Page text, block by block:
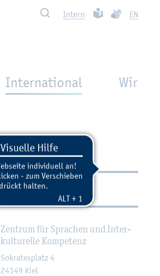
Such­ben In­tern Leich­te Spra­che
EN
International Wir
Kon­takt
Zen­trum für Spra­chen und In­ter­
kul­tu­rel­le Kom­pe­tenz
So­kra­tes­platz 4
24149 Kiel